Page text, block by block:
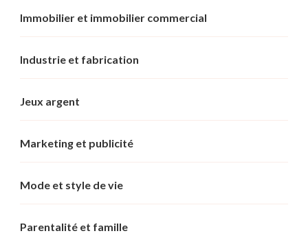
Immobilier et immobilier commercial
Industrie et fabrication
Jeux argent
Marketing et publicité
Mode et style de vie
Parentalité et famille